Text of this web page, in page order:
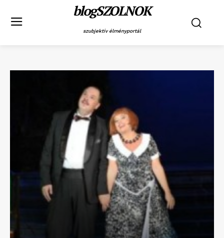
blogSZOLNOK
szubjektív élményportál